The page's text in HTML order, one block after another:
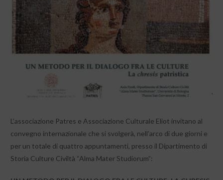
L’associazione Patres e Associazione Culturale Eliot invitano al
convegno internazionale che si svolgerà, nell’arco di due giorni e
per un totale di quattro appuntamenti, presso il Dipartimento di
Storia Culture Civiltà “Alma Mater Studiorum”: